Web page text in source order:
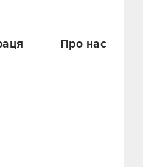
Про нас